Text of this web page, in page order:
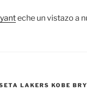
eche un vistazo a
LAKERS KOBE